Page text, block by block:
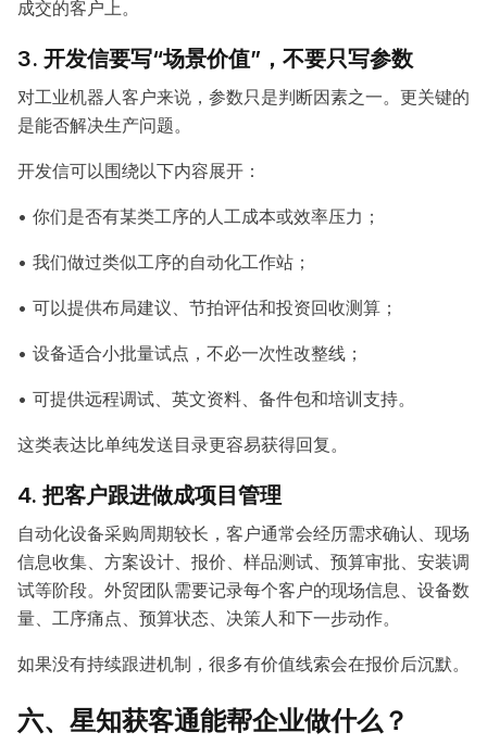
成交的客户上。
3. 开发信要写“场景价值”，不要只写参数
对工业机器人客户来说，参数只是判断因素之一。更关键的
是能否解决生产问题。
开发信可以围绕以下内容展开：
• 你们是否有某类工序的人工成本或效率压力；
• 我们做过类似工序的自动化工作站；
• 可以提供布局建议、节拍评估和投资回收测算；
• 设备适合小批量试点，不必一次性改整线；
• 可提供远程调试、英文资料、备件包和培训支持。
这类表达比单纯发送目录更容易获得回复。
4. 把客户跟进做成项目管理
自动化设备采购周期较长，客户通常会经历需求确认、现场
信息收集、方案设计、报价、样品测试、预算审批、安装调
试等阶段。外贸团队需要记录每个客户的现场信息、设备数
量、工序痛点、预算状态、决策人和下一步动作。
如果没有持续跟进机制，很多有价值线索会在报价后沉默。
六、星知获客通能帮企业做什么？